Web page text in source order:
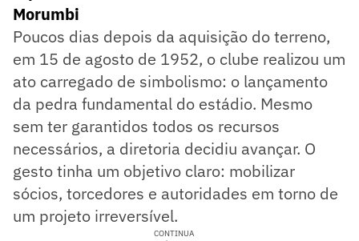
Morumbi
Poucos dias depois da aquisição do terreno,
em 15 de agosto de 1952, o clube realizou um
ato carregado de simbolismo: o lançamento
da pedra fundamental do estádio. Mesmo
sem ter garantidos todos os recursos
necessários, a diretoria decidiu avançar. O
gesto tinha um objetivo claro: mobilizar
sócios, torcedores e autoridades em torno de
um projeto irreversível.
CONTINUA